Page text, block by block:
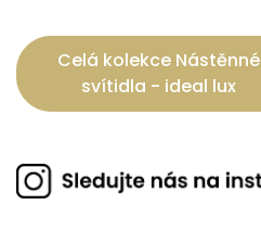
Celá kolekce Nástěnné
svítidla - ideal lux